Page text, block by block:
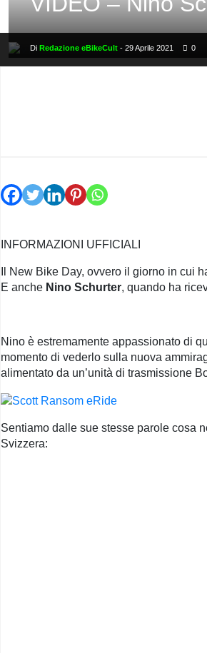
Di Redazione eBikeCult - 29 Aprile 2021 0
INFORMAZIONI UFFICIALI
Il New Bike Day, ovvero il giorno in cui
E anche Nino Schurter, quando ha
Nino è estremamente appassionato di
momento di vederlo sulla nuova
alimentato da un’unità di trasmissione
Sentiamo dalle sue stesse parole cosa
Svizzera: